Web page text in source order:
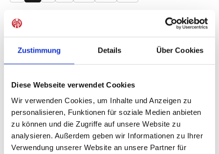
Zustimmung Details Über Cookies
Diese Webseite verwendet Cookies
Wir verwenden Cookies, um Inhalte und Anzeigen zu
personalisieren, Funktionen für soziale Medien anbieten
zu können und die Zugriffe auf unsere Website zu
analysieren. Außerdem geben wir Informationen zu Ihrer
Verwendung unserer Website an unsere Partner für
Produkt Anzahl: Gib den gewünschten
Anzahl
Produktdetails